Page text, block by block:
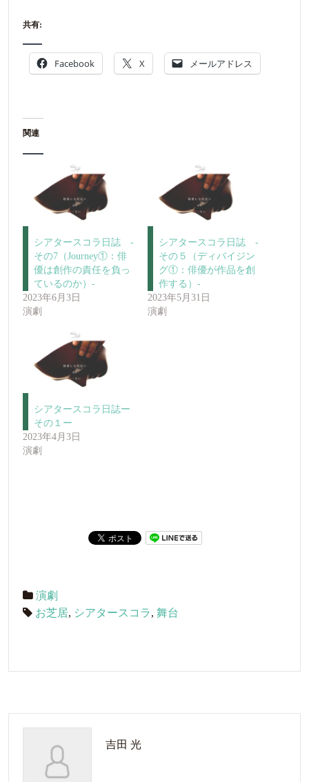
共有:
Facebook X メールアドレス
関連
シアタースコラ日誌 -
その7（Journey①：俳
優は創作の責任を負っ
ているのか）-
2023年6月3日
演劇
シアタースコラ日誌 -
その５（ディバイジン
グ①：俳優が作品を創
作する）-
2023年5月31日
演劇
シアタースコラ日誌ー
その１ー
2023年4月3日
演劇
演劇
お芝居, シアタースコラ, 舞台
吉田 光